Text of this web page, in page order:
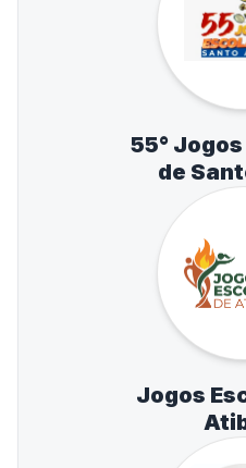
55°
de
Jogos